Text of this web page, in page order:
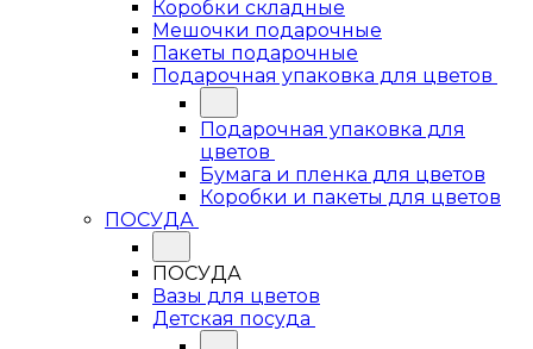
Коробки складные
Мешочки подарочные
Пакеты подарочные
Подарочная упаковка для цветов
Подарочная упаковка для
цветов
Бумага и пленка для цветов
Коробки и пакеты для цветов
ПОСУДА
ПОСУДА
Вазы для цветов
Детская посуда